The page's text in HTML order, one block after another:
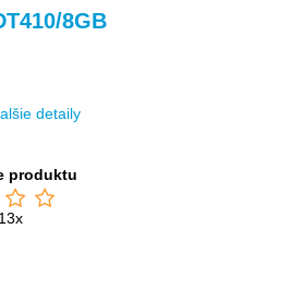
8GB
detaily
produktu